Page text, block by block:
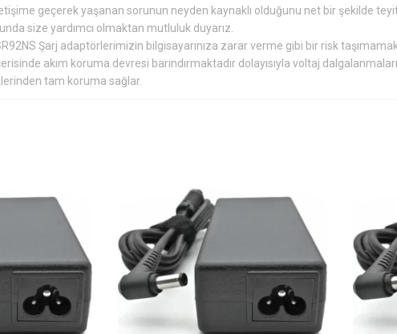
geçerek yaşanan sorunun neyden kaynaklı olduğunu net bir şekilde
size yardımcı olmaktan mutluluk duyarız.
Şarj adaptörlerimizin bilgisayarınıza zarar verme gibi bir risk
akım koruma devresi barındırmaktadır dolayısıyla voltaj
tam koruma sağlar.